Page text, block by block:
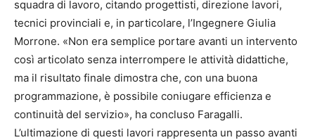
squadra di lavoro, citando progettisti, direzione lavori,
tecnici provinciali e, in particolare, l’Ingegnere Giulia
Morrone. «Non era semplice portare avanti un intervento
così articolato senza interrompere le attività didattiche,
ma il risultato finale dimostra che, con una buona
programmazione, è possibile coniugare efficienza e
continuità del servizio», ha concluso Faragalli.
L’ultimazione di questi lavori rappresenta un passo avanti